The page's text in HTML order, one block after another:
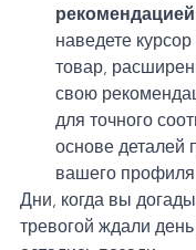
наведете
товар,
свою
для точного
основе деталей
вашего
Дни, когда вы
тревогой ждали день